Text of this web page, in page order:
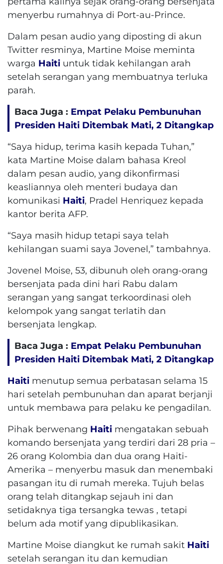
menyerbu rumahnya di Port-au-Prince.
Dalam pesan audio yang diposting di akun
Twitter resminya, Martine Moise meminta
warga Haiti untuk tidak kehilangan arah
setelah serangan yang membuatnya terluka
parah.
Baca Juga : Empat Pelaku Pembunuhan
Presiden Haiti Ditembak Mati, 2 Ditangkap
“Saya hidup, terima kasih kepada Tuhan,”
kata Martine Moise dalam bahasa Kreol
dalam pesan audio, yang dikonfirmasi
keasliannya oleh menteri budaya dan
komunikasi Haiti, Pradel Henriquez kepada
kantor berita AFP.
“Saya masih hidup tetapi saya telah
kehilangan suami saya Jovenel,” tambahnya.
Jovenel Moise, 53, dibunuh oleh orang-orang
bersenjata pada dini hari Rabu dalam
serangan yang sangat terkoordinasi oleh
kelompok yang sangat terlatih dan
bersenjata lengkap.
Baca Juga : Empat Pelaku Pembunuhan
Presiden Haiti Ditembak Mati, 2 Ditangkap
Haiti menutup semua perbatasan selama 15
hari setelah pembunuhan dan aparat berjanji
untuk membawa para pelaku ke pengadilan.
Pihak berwenang Haiti mengatakan sebuah
komando bersenjata yang terdiri dari 28 pria –
26 orang Kolombia dan dua orang Haiti-
Amerika – menyerbu masuk dan menembaki
pasangan itu di rumah mereka. Tujuh belas
orang telah ditangkap sejauh ini dan
setidaknya tiga tersangka tewas , tetapi
belum ada motif yang dipublikasikan.
Martine Moise diangkut ke rumah sakit Haiti
setelah serangan itu dan kemudian